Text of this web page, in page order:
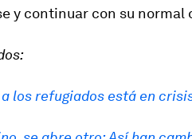
y continuar con su normal
los refugiados está en